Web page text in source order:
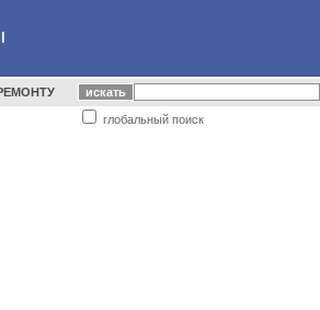
глобальный поиск